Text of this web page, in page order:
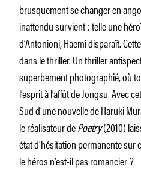
brusquement se changer en
inattendu survient : telle une
d’Antonioni, Haemi disparaît.
dans le thriller. Un thriller
superbement photographié, où
l’esprit à l’affût de Jongsu. Avec
Sud d’une nouvelle de Haruki
le réalisateur dePoetry(2010)
état d’hésitation permanente sur
le héros n’est-il pas romancier ?